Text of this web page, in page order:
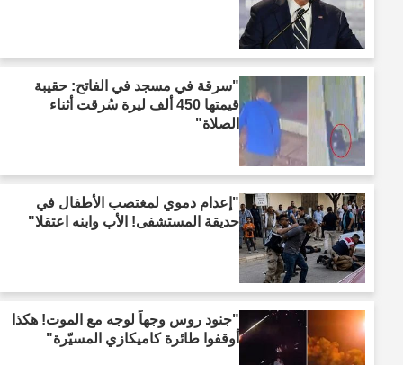
"سرقة في مسجد في الفاتح: حقيبة
قيمتها 450 ألف ليرة سُرقت أثناء
الصلاة"
"إعدام دموي لمغتصب الأطفال في
حديقة المستشفى! الأب وابنه اعتقلا"
"جنود روس وجهاً لوجه مع الموت! هكذا
أوقفوا طائرة كاميكازي المسيّرة"